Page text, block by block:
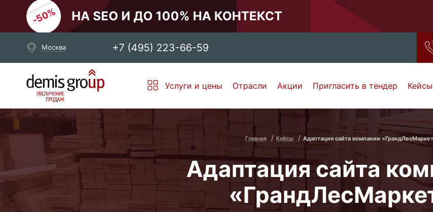
НА SEO И ДО 100% НА КОНТЕКСТ
Москва +7 (495) 223-66-59
Выберите свой город
Москва Санкт-Петербург Нижний Новгород Тамбов
Екатеринбург Ростов-на-Дону
Услуги и цены Отрасли Акции Пригласить в тендер Кейсы
Главная Кейсы Адаптация сайта компании
Адаптация сайта